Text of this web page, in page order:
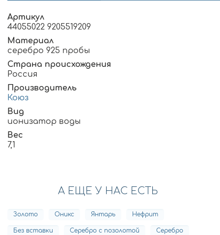
Артикул
44055022 9205519209
Материал
серебро 925 пробы
Страна происхождения
Россия
Производитель
Коюз
Вид
ионизатор воды
Вес
7,1
А ЕЩЕ У НАС ЕСТЬ
Золото Оникс Янтарь Нефрит
Без вставки Серебро с позолотой Серебро